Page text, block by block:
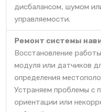
дисбалансом, шумом
управляемости.
Ремонт системы
Восстановление
модуля или датчиков
определения
Устраняем проблемы с
ориентации или